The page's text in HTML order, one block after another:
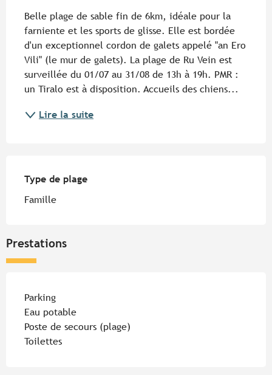
Belle plage de sable fin de 6km, idéale pour la
farniente et les sports de glisse. Elle est bordée
d'un exceptionnel cordon de galets appelé "an Ero
Vili" (le mur de galets). La plage de Ru Vein est
surveillée du 01/07 au 31/08 de 13h à 19h. PMR :
un Tiralo est à disposition. Accueils des chiens...
Lire la suite
Type de plage
Type de plage
Famille
Prestations
Parking
Eau potable
Poste de secours (plage)
Toilettes